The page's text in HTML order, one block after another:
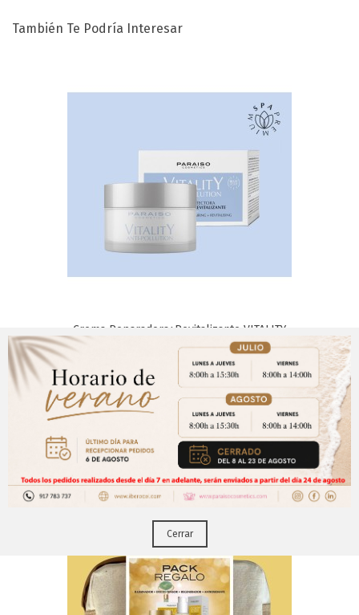
También Te Podría Interesar
Crema Reparadora+Revitalizante VITALITY
(50 Ml)
Los Clientes Que Adquirieron Este Producto También
Compraron:
Aviso Importante
¡Regístrate para acceder a los precios y realizar
tus pedidos online.!
Puedes hacerlo desdeAqui!
CERRAR
Cerrar